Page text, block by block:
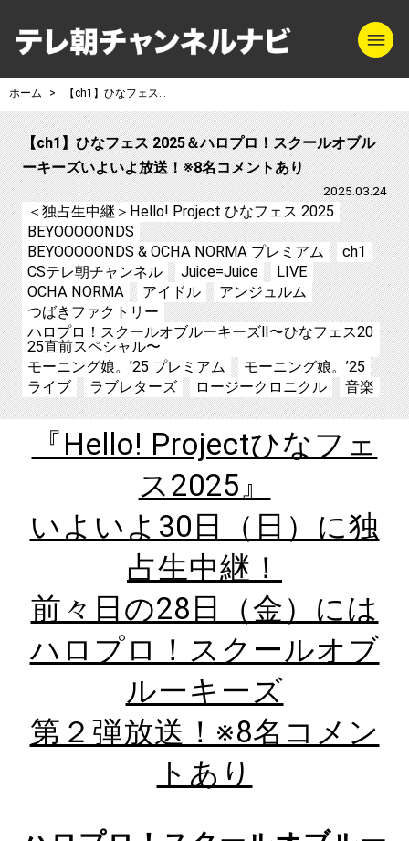
テレ朝チャンネ
ホーム 【ch1】ひなフェス 2025＆ハロプロ！スクールオブルーキーズいよいよ放送！※8名コメントあり
【ch1】ひなフェス 2025＆ハロプロ！スクールオブル
ーキーズいよいよ放送！※8名コメントあり
2025.03.24
＜独占生中継＞Hello! Project ひなフェス 2025
BEYOOOOONDS
BEYOOOOONDS & OCHA NORMA プレミアム
ch1
CSテレ朝チャンネル
Juice=Juice
LIVE
OCHA NORMA
アイドル
アンジュルム
つばきファクトリー
ハロプロ！スクールオブルーキーズⅡ〜ひなフェス20
25直前スペシャル〜
モーニング娘。'25 プレミアム
モーニング娘。’25
ライブ
ラブレターズ ロージークロニクル 音楽
『Hello! Projectひなフェ
ス2025』
いよいよ30日（日）に独
占生中継！
前々日の28日（金）には
ハロプロ！スクールオブ
ルーキーズ
第２弾放送！※8名コメン
トあり